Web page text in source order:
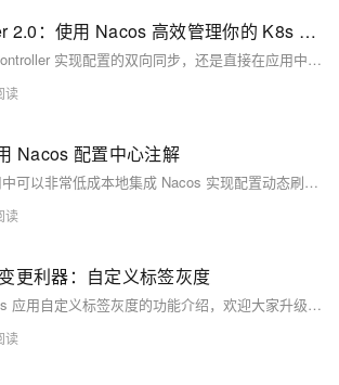
Nacos-Controller 2.0：使用 Nacos 高效管理你的 K8s 配置
无论是使用 Nacos-Controller 实现配置的双向同步，还是直接在应用中接入 Nacos SDK 以获得更高级的配置管理特性，都能显著提升配置管理的灵活性、安全性和可维护性。使用 Nacos，您能够更好地管理和优化您的应用配置，从而提高系统的稳定性和可靠性。
Nacos 配置中心注解
在 Spring Cloud 应用中可以非常低成本地集成 Nacos 实现配置动态刷新，在应用程序代码中通过 Spring 官方的注解 @Value 和 @ConfigurationProperties，引用 Spring enviroment 上下文中的属性值，这种用法的最大优点是无代码层面侵入性，但也存在诸多限制，为了解决问题，提升应用接入 Nacos 配置中心的易用性，Spring Cloud Alibaba 发布一套全新的 Nacos 配置中心的注解。
更利器：自定义标签灰度
本文是对 MSE Nacos 应用自定义标签灰度的功能介绍，欢迎大家升级版本进行试用。